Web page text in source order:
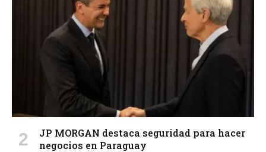
JP MORGAN destaca seguridad para hacer
negocios en Paraguay